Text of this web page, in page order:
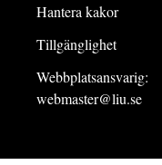
Hantera kakor
Tillgänglighet
Webbplatsansvarig:
webmaster@liu.se